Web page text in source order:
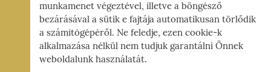
munkamenet végeztével, illetve a böngésző
bezárásával a sütik e fajtája automatikusan törlődik
a számítógépéről. Ne feledje, ezen cookie-k
alkalmazása nélkül nem tudjuk garantálni Önnek
weboldalunk használatát.